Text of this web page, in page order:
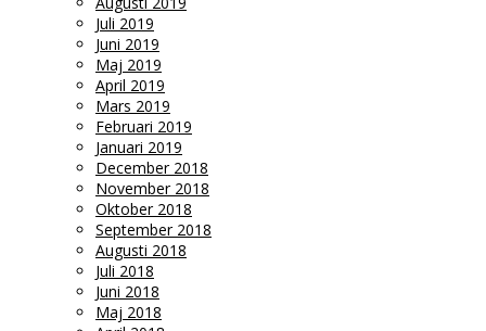
Juli 2019
Juni 2019
Maj 2019
April 2019
Mars 2019
Februari 2019
Januari 2019
December 2018
November 2018
Oktober 2018
September 2018
Augusti 2018
Juli 2018
Juni 2018
Maj 2018